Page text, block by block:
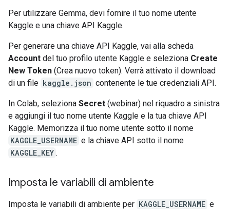
Per utilizzare Gemma, devi fornire il tuo nome utente
Kaggle e una chiave API Kaggle.
Per generare una chiave API Kaggle, vai alla scheda
Account del tuo profilo utente Kaggle e seleziona Create
New Token (Crea nuovo token). Verrà attivato il download
di un file kaggle.json contenente le tue credenziali API.
In Colab, seleziona Secret (webinar) nel riquadro a sinistra
e aggiungi il tuo nome utente Kaggle e la tua chiave API
Kaggle. Memorizza il tuo nome utente sotto il nome
KAGGLE_USERNAME e la chiave API sotto il nome
KAGGLE_KEY .
Imposta le variabili di ambiente
Imposta le variabili di ambiente per KAGGLE_USERNAME e